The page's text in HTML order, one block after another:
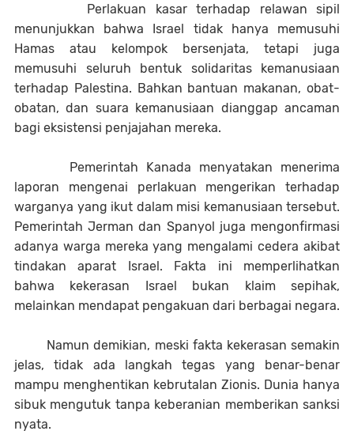
Perlakuan kasar terhadap relawan sipil
menunjukkan bahwa Israel tidak hanya memusuhi
Hamas atau kelompok bersenjata, tetapi juga
memusuhi seluruh bentuk solidaritas kemanusiaan
terhadap Palestina. Bahkan bantuan makanan, obat-
obatan, dan suara kemanusiaan dianggap ancaman
bagi eksistensi penjajahan mereka.
Pemerintah Kanada menyatakan menerima
laporan mengenai perlakuan mengerikan terhadap
warganya yang ikut dalam misi kemanusiaan tersebut.
Pemerintah Jerman dan Spanyol juga mengonfirmasi
adanya warga mereka yang mengalami cedera akibat
tindakan aparat Israel. Fakta ini memperlihatkan
bahwa kekerasan Israel bukan klaim sepihak,
melainkan mendapat pengakuan dari berbagai negara.
Namun demikian, meski fakta kekerasan semakin
jelas, tidak ada langkah tegas yang benar-benar
mampu menghentikan kebrutalan Zionis. Dunia hanya
sibuk mengutuk tanpa keberanian memberikan sanksi
nyata.